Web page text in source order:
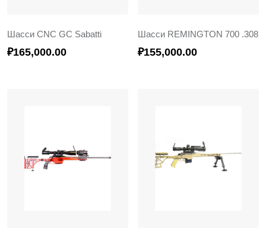
Шасси CNC GC Sabatti
₽165,000.00
Шасси REMINGTON 700 .308
₽155,000.00